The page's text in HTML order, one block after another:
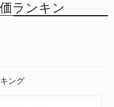
ランキン
ング